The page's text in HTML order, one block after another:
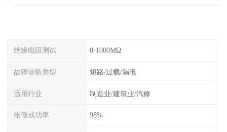
绝缘电阻测试 0-1000MΩ
故障诊断类型 短路/过载/漏电
适用行业 制造业/建筑业/汽修
维修成功率 98%